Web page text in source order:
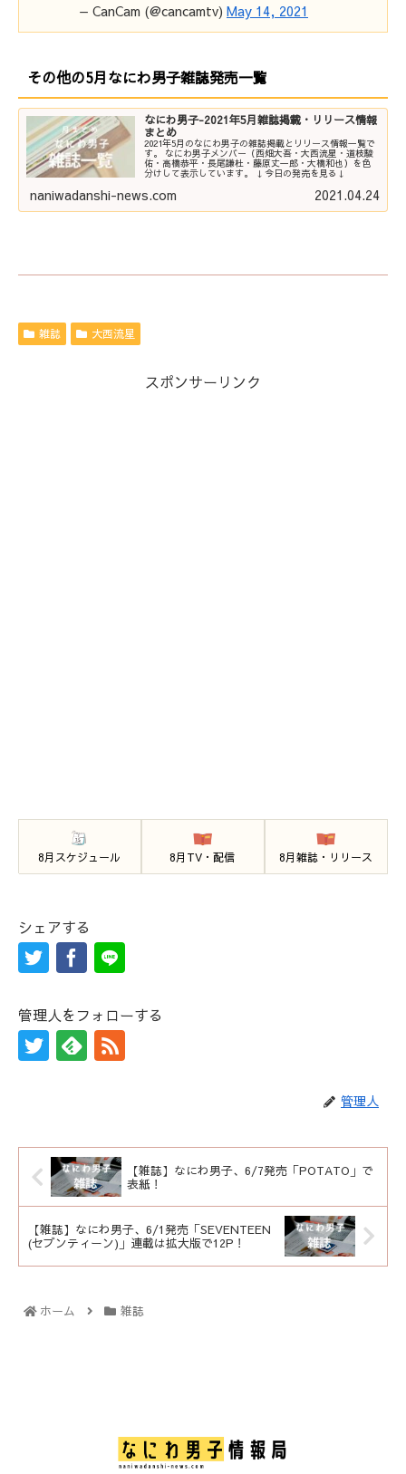
— CanCam (@cancamtv) May 14, 2021
その他の5月なにわ男子雑誌発売一覧
なにわ男子-2021年5月雑誌掲載・リリース情報
まとめ
2021年5月のなにわ男子の雑誌掲載とリリース情報一覧で
す。 なにわ男子メンバー（西畑大吾・大西流星・道枝駿
佑・高橋恭平・長尾謙杜・藤原丈一郎・大橋和也）を色
分けして表示しています。 ↓今日の発売を見る↓
naniwadanshi-news.com 2021.04.24
雑誌 大西流星
スポンサーリンク
8月スケジュール 8月TV・配信 8月雑誌・リリース
シェアする
管理人をフォローする
管理人
【雑誌】なにわ男子、6/7発売「POTATO」で
表紙！
【雑誌】なにわ男子、6/1発売「SEVENTEEN
(セブンティーン)」連載は拡大版で12P！
ホーム 雑誌